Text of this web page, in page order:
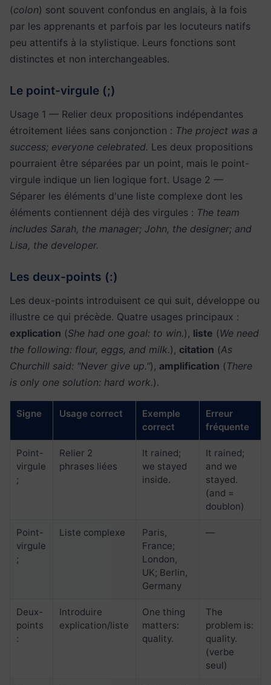
(colon) sont souvent confondus en anglais, à la fois
par les apprenants et parfois par les locuteurs natifs
peu attentifs à la stylistique. Leurs fonctions sont
distinctes et non interchangeables.
Le point-virgule (;)
Usage 1 — Relier deux propositions indépendantes
étroitement liées sans conjonction : The project was a
success; everyone celebrated. Les deux propositions
pourraient être séparées par un point, mais le point-
virgule indique un lien logique fort. Usage 2 —
Séparer les éléments d'une liste complexe dont les
éléments contiennent déjà des virgules : The team
includes Sarah, the manager; John, the designer; and
Lisa, the developer.
Les deux-points (:)
Les deux-points introduisent ce qui suit, développe ou
illustre ce qui précède. Quatre usages principaux :
explication (She had one goal: to win.), liste (We need
the following: flour, eggs, and milk.), citation (As
Churchill said: "Never give up."), amplification (There
is only one solution: hard work.).
Signe Usage correct
Exemple
correct
Erreur
fréquente
Point-
virgule
;
Relier 2
phrases liées
It rained;
we stayed
inside.
It rained;
and we
stayed.
(and =
doublon)
Point-
virgule
;
Liste complexe
Paris,
France;
London,
UK; Berlin,
Germany
—
Deux-
points
:
Introduire
explication/liste
One thing
matters:
quality.
The
problem is:
quality.
(verbe
seul)